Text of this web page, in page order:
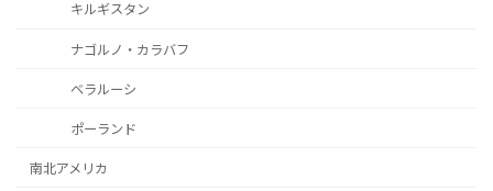
キルギスタン
ナゴルノ・カラバフ
ベラルーシ
ポーランド
南北アメリカ